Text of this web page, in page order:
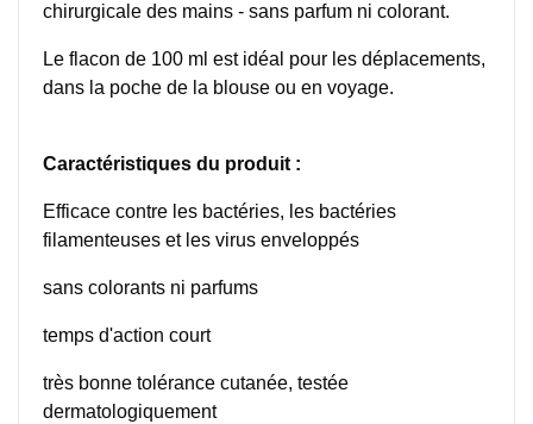
chirurgicale des mains - sans parfum ni colorant.
Le flacon de 100 ml est idéal pour les déplacements,
dans la poche de la blouse ou en voyage.
Caractéristiques du produit :
Efficace contre les bactéries, les bactéries
filamenteuses et les virus enveloppés
sans colorants ni parfums
temps d'action court
très bonne tolérance cutanée, testée
dermatologiquement